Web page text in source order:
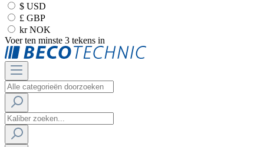
$ USD
£ GBP
kr NOK
Voer ten minste 3 tekens in